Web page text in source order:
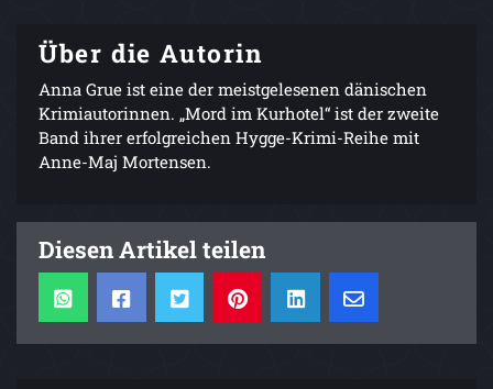
Über die Autorin
Anna Grue ist eine der meistgelesenen dänischen
Krimiautorinnen. „Mord im Kurhotel“ ist der zweite
Band ihrer erfolgreichen Hygge-Krimi-Reihe mit
Anne-Maj Mortensen.
Diesen Artikel teilen